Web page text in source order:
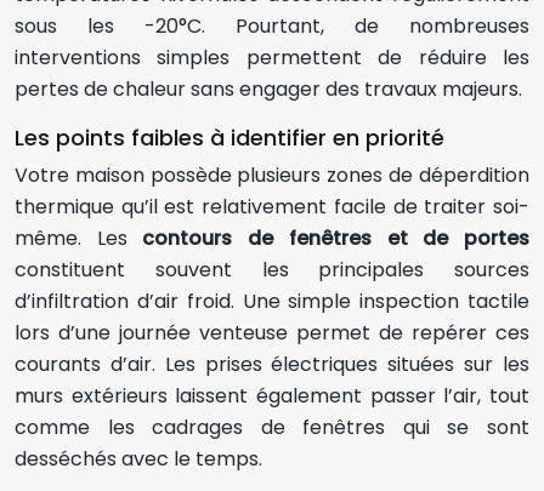
sous les -20°C. Pourtant, de nombreuses
interventions simples permettent de réduire les
pertes de chaleur sans engager des travaux majeurs.
Les points faibles à identifier en priorité
Votre maison possède plusieurs zones de déperdition
thermique qu’il est relativement facile de traiter soi-
même. Les contours de fenêtres et de portes
constituent souvent les principales sources
d’infiltration d’air froid. Une simple inspection tactile
lors d’une journée venteuse permet de repérer ces
courants d’air. Les prises électriques situées sur les
murs extérieurs laissent également passer l’air, tout
comme les cadrages de fenêtres qui se sont
desséchés avec le temps.